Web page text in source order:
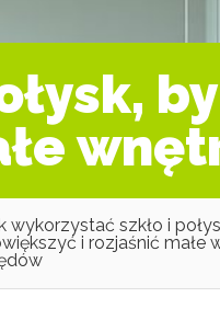
wykorzystać szkło i
i rozjaśnić małe